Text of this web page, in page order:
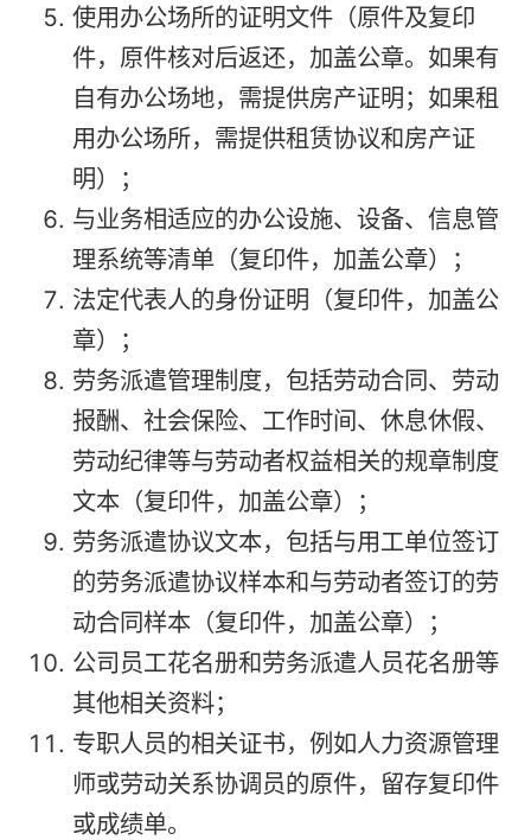
使用办公场所的证明文件（原件及复印
件，原件核对后返还，加盖公章。如果有
自有办公场地，需提供房产证明；如果租
用办公场所，需提供租赁协议和房产证
明）；
与业务相适应的办公设施、设备、信息管
理系统等清单（复印件，加盖公章）；
法定代表人的身份证明（复印件，加盖公
章）；
劳务派遣管理制度，包括劳动合同、劳动
报酬、社会保险、工作时间、休息休假、
劳动纪律等与劳动者权益相关的规章制度
文本（复印件，加盖公章）；
劳务派遣协议文本，包括与用工单位签订
的劳务派遣协议样本和与劳动者签订的劳
动合同样本（复印件，加盖公章）；
公司员工花名册和劳务派遣人员花名册等
其他相关资料；
专职人员的相关证书，例如人力资源管理
师或劳动关系协调员的原件，留存复印件
或成绩单。